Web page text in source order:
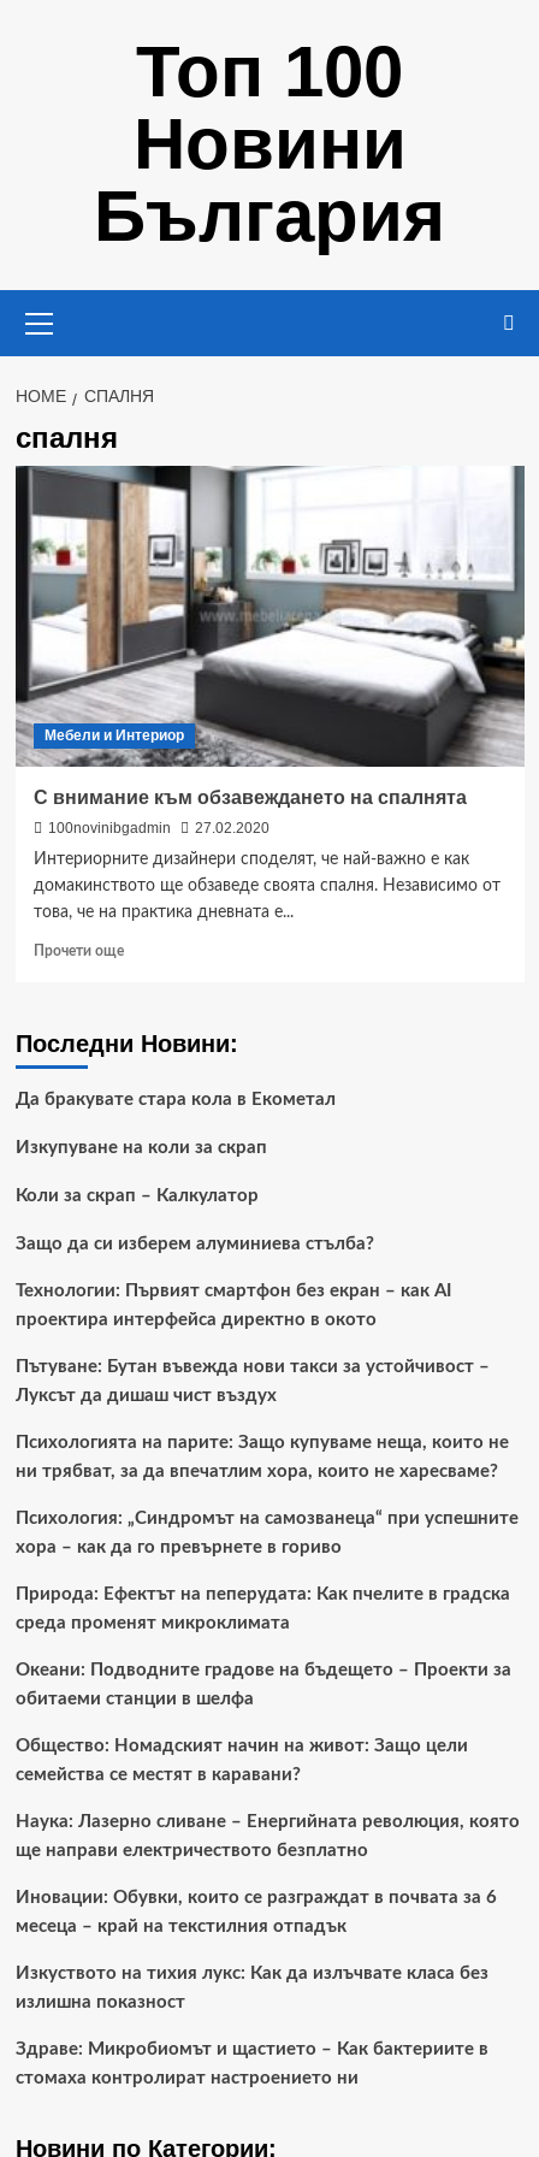
Топ 100
Новини
България
Menu
HOME СПАЛНЯ
спалня
Мебели и Интериор
С внимание към обзавеждането на спалнята
100novinibgadmin
27.02.2020
Интериорните дизайнери споделят, че най-важно е как
домакинството ще обзаведе своята спалня. Независимо от
това, че на практика дневната е...
Прочети ощеRead
внимание
на
Последни Новини:
Да бракувате стара кола в Екометал
Изкупуване на коли за скрап
Коли за скрап – Калкулатор
Защо да си изберем алуминиева стълба?
Технологии: Първият смартфон без екран – как AI
проектира интерфейса директно в окото
Пътуване: Бутан въвежда нови такси за устойчивост –
Луксът да дишаш чист въздух
Психологията на парите: Защо купуваме неща, които не
ни трябват, за да впечатлим хора, които не харесваме?
Психология: „Синдромът на самозванеца“ при успешните
хора – как да го превърнете в гориво
Природа: Ефектът на пеперудата: Как пчелите в градска
среда променят микроклимата
Океани: Подводните градове на бъдещето – Проекти за
обитаеми станции в шелфа
Общество: Номадският начин на живот: Защо цели
семейства се местят в каравани?
Наука: Лазерно сливане – Енергийната революция, която
ще направи електричеството безплатно
Иновации: Обувки, които се разграждат в почвата за 6
месеца – край на текстилния отпадък
Изкуството на тихия лукс: Как да излъчвате класа без
излишна показност
Здраве: Микробиомът и щастието – Как бактериите в
стомаха контролират настроението ни
Новини по Категории: